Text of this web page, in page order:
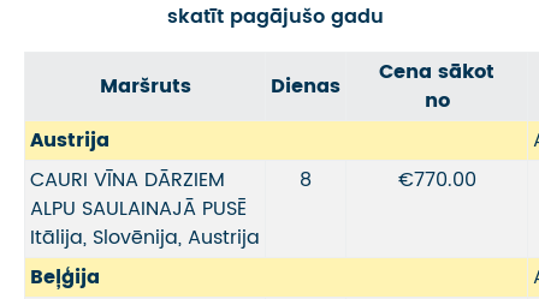
skatīt pagājušo gadu
Maršruts Dienas
Cena sākot
no
Austrija
CAURI VĪNA DĀRZIEM
ALPU SAULAINAJĀ PUSĒ
Itālija, Slovēnija, Austrija
8 €770.00
Beļģija